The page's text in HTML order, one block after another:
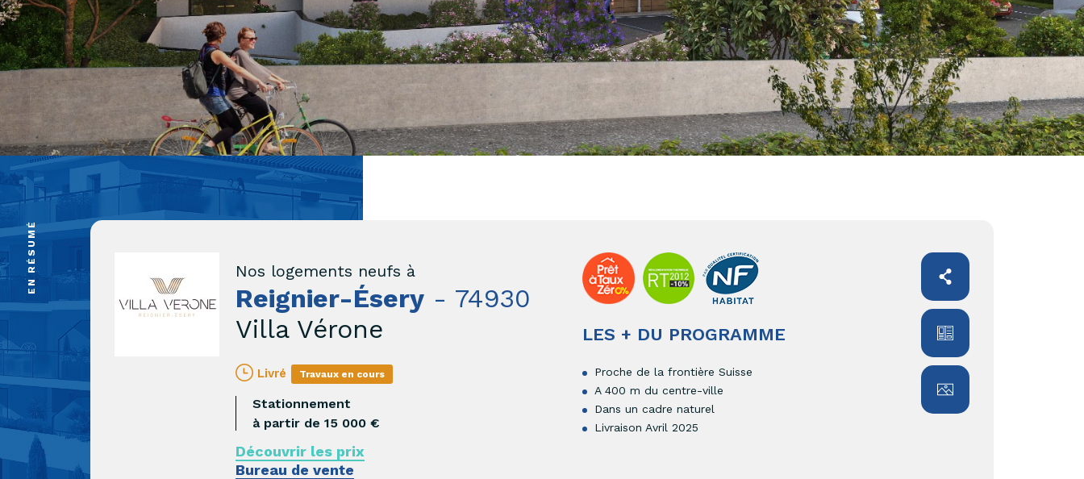
EN RÉSUMÉ Nos logements neufs à
Reignier-Ésery - 74930
Villa Vérone
Livré Travaux en cours
Stationnement
à partir de 15 000 €
Découvrir les prix
Bureau de vente
LES + DU PROGRAMME
Proche de la frontière Suisse
A 400 m du centre-ville
Dans un cadre naturel
Livraison Avril 2025